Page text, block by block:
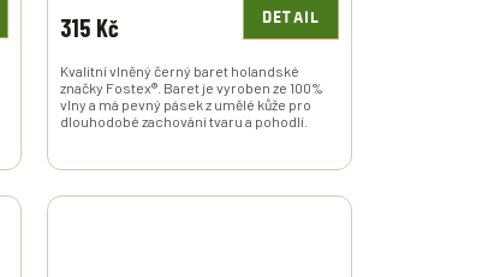
315 Kč DETAIL
Kvalitní vlněný černý baret holandské
značky Fostex®. Baret je vyroben ze 100%
vlny a má pevný pásek z umělé kůže pro
dlouhodobé zachování tvaru a pohodlí.